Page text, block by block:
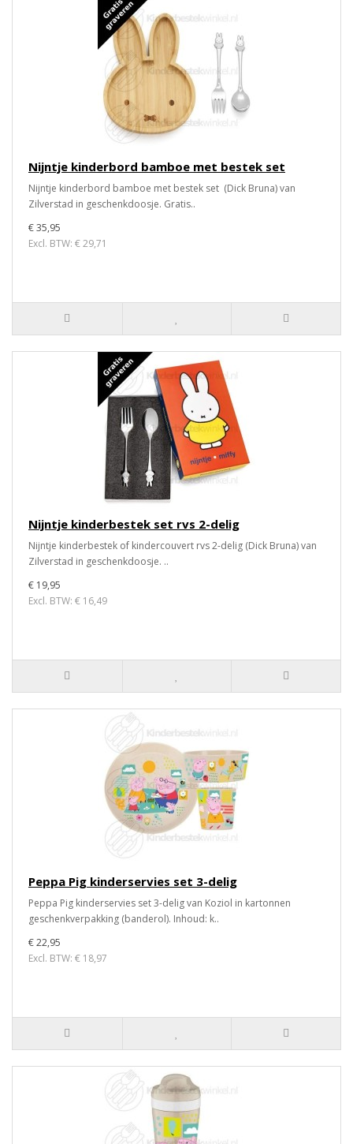
Nijntje kinderbord bamboe met bestek set
Nijntje kinderbord bamboe met bestek set (Dick Bruna) van
Zilverstad in geschenkdoosje. Gratis..
€ 35,95
Excl. BTW: € 29,71
Nijntje kinderbestek set rvs 2-delig
Nijntje kinderbestek of kindercouvert rvs 2-delig (Dick Bruna) van
Zilverstad in geschenkdoosje. ..
€ 19,95
Excl. BTW: € 16,49
Peppa Pig kinderservies set 3-delig
Peppa Pig kinderservies set 3-delig van Koziol in kartonnen
geschenkverpakking (banderol). Inhoud: k..
€ 22,95
Excl. BTW: € 18,97